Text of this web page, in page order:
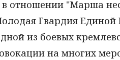
отношении "Марша
Гвардия Единой
из боевых
на многих